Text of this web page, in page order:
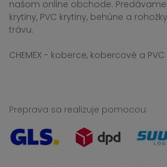
našom online obchode.
krytiny, PVC krytiny, behúne a
trávu.
CHEMEX - koberce, kobercové a
Preprava sa realizuje pomocou: